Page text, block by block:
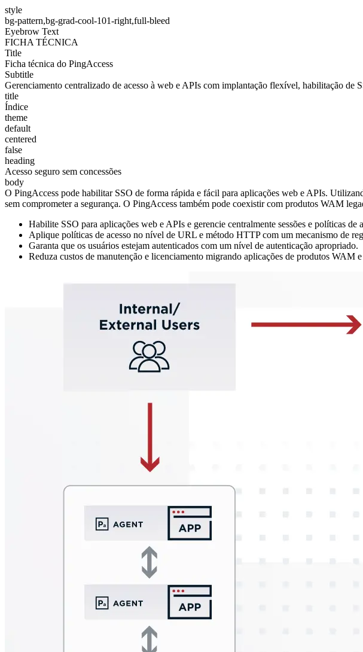
style
bg-pattern,bg-grad-cool-101-right,full-bleed
Eyebrow Text
FICHA TÉCNICA
Title
Ficha técnica do PingAccess
Subtitle
Gerenciamento centralizado de acesso à web e APIs com implantação flexível, habilitação de
title
Índice
theme
default
centered
false
heading
Acesso seguro sem concessões
body
O PingAccess pode habilitar SSO de forma rápida e fácil para aplicações web e APIs.
sem comprometer a segurança. O PingAccess também pode coexistir com produtos WAM
Habilite SSO para aplicações web e APIs e gerencie centralmente sessões e políticas de
Aplique políticas de acesso no nível de URL e método HTTP com um mecanismo de
Garanta que os usuários estejam autenticados com um nível de autenticação apropriado.
Reduza custos de manutenção e licenciamento migrando aplicações de produtos WAM